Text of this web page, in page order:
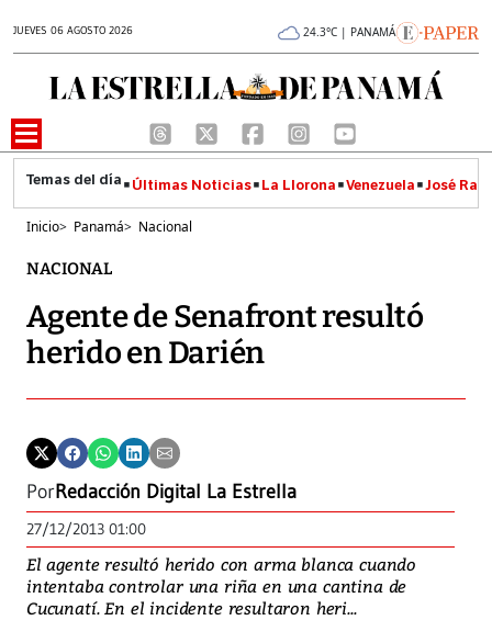
JUEVES 06 AGOSTO 2026 24.3°C | PANAMÁ
Últimas Noticias La Llorona Venezuela José
Inicio> Panamá> Nacional
NACIONAL
Agente de Senafront resultó
herido en Darién
PorRedacción Digital La Estrella
27/12/2013 01:00
El agente resultó herido con arma blanca cuando
intentaba controlar una riña en una cantina de
Cucunatí. En el incidente resultaron heri...